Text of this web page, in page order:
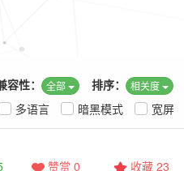
排序： 相关度
容性： 全部
宽屏
暗黑模式
多语言
收藏 23
赞赏 0